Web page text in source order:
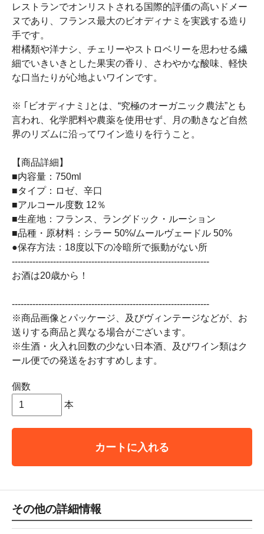
レストランでオンリストされる国際的評価の高いドメー
ヌであり、フランス最大のビオディナミを実践する造り
手です。
柑橘類や洋ナシ、チェリーやストロベリーを思わせる繊
細でいきいきとした果実の香り、さわやかな酸味、軽快
な口当たりが心地よいワインです。
※ ｢ビオディナミ｣とは、“究極のオーガニック農法”とも
言われ、化学肥料や農薬を使用せず、月の動きなど自然
界のリズムに沿ってワイン造りを行うこと。
【商品詳細】
■内容量：750ml
■タイプ：ロゼ、辛口
■アルコール度数 12％
■生産地：フランス、ラングドック・ルーション
■品種・原材料：シラー 50%/ムールヴェードル 50%
●保存方法：18度以下の冷暗所で振動がない所
-------------------------------------------------------------------
お酒は20歳から！
-------------------------------------------------------------------
※商品画像とパッケージ、及びヴィンテージなどが、お
送りする商品と異なる場合がございます。
※生酒・火入れ回数の少ない日本酒、及びワイン類はク
ール便での発送をおすすめします。
個数
本
カートに入れる
その他の詳細情報